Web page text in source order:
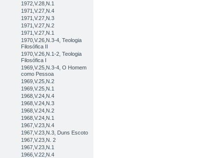
1972,V.28,N.1
1971,V.27,N.4
1971,V.27,N.3
1971,V.27,N.2
1971,V.27,N.1
1970,V.26,N.3-4, Teologia
Filosófica II
1970,V.26,N.1-2, Teologia
Filosófica I
1969,V.25,N.3-4, O Homem
como Pessoa
1969,V.25,N.2
1969,V.25,N.1
1968,V.24,N.4
1968,V.24,N.3
1968,V.24,N.2
1968,V.24,N.1
1967,V.23,N.4
1967,V.23,N.3, Duns Escoto
1967,V.23,N. 2
1967,V.23,N.1
1966,V.22,N.4